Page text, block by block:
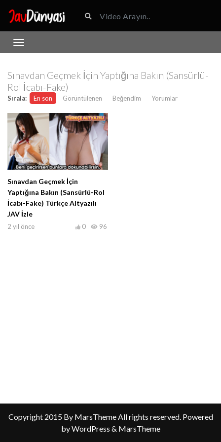
Sınavdan Geçmek İçin Yaptığına Bakın (Sansürlü-
Rol İcabı-Fake)
Sırala: En son Görüntülenen Beğendim Yorumlar
Sınavdan Geçmek İçin
Yaptığına Bakın (Sansürlü-Rol
İcabı-Fake) Türkçe Altyazılı
JAV İzle
2 yıl önce 96
0
Copyright 2015 By MarsTheme All rights reserved. Powered
by WordPress & MarsTheme